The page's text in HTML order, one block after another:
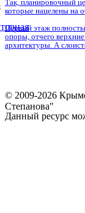
Так, планировочный
которые нацелены на
Первый этаж
опоры, отчего
архитектуры. А
© 2009-2026
Степанова"
Данный ресурс